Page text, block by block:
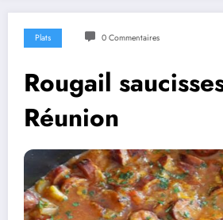
Plats 0 Commentaires
Rougail
Réunion